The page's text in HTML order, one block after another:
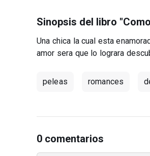
Sinopsis del libro
Una chica la cual esta
amor sera que lo lograra
peleas romances
0 comentarios